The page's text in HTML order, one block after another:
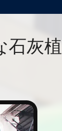
石灰植